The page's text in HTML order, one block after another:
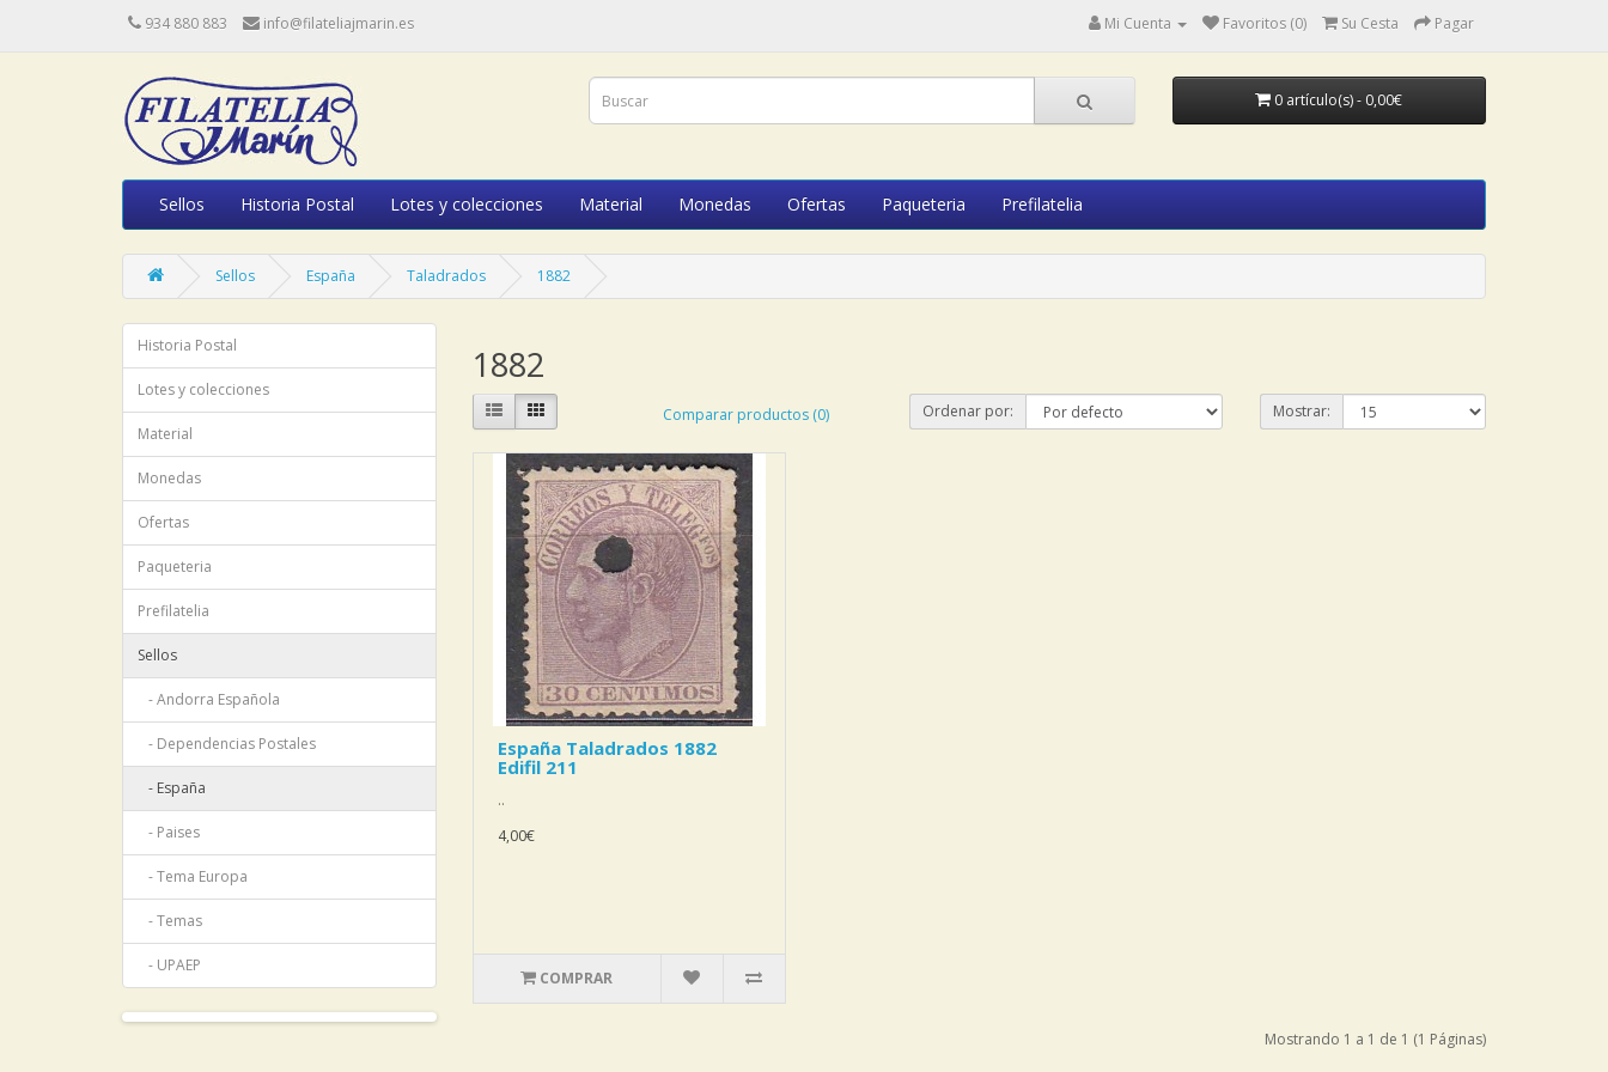
934 880 883 info@filateliajmarin.es Mi Cuenta Favoritos (0) Su Cesta Pagar
0 artículo(s) - 0,00€
Sellos Historia Postal Lotes y colecciones Material Monedas Ofertas Paqueteria Prefilatelia
Sellos España Taladrados 1882
Historia Postal
Lotes y colecciones
Material
Monedas
Ofertas
Paqueteria
Prefilatelia
Sellos
- Andorra Española
- Dependencias Postales
- España
- Paises
- Tema Europa
- Temas
- UPAEP
1882
Comparar productos (0) Ordenar por: Mostrar:
España Taladrados 1882
Edifil 211
..
4,00€
COMPRAR
Mostrando 1 a 1 de 1 (1 Páginas)